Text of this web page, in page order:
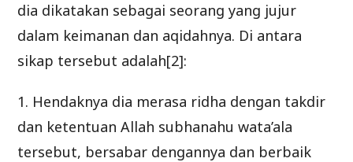
dia dikatakan sebagai seorang yang jujur
dalam keimanan dan aqidahnya. Di antara
sikap tersebut adalah[2]:
1. Hendaknya dia merasa ridha dengan takdir
dan ketentuan Allah subhanahu wata’ala
tersebut, bersabar dengannya dan berbaik